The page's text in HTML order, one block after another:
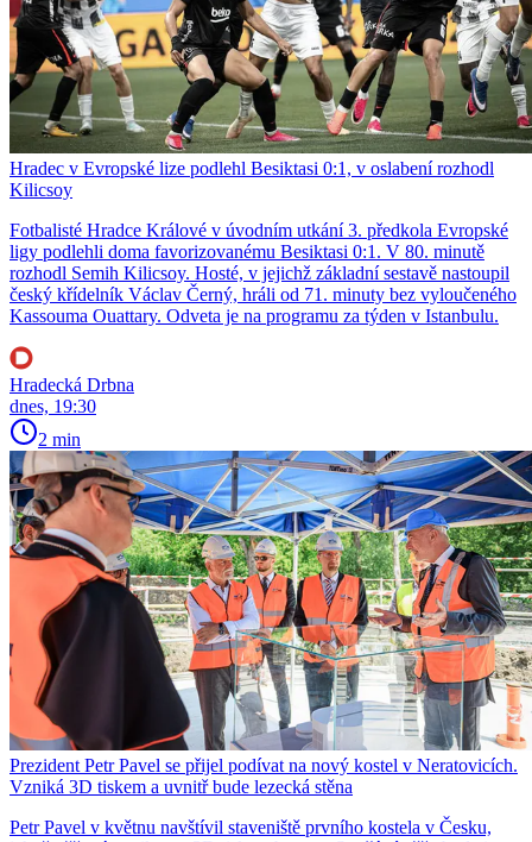
Hradec v Evropské lize podlehl Besiktasi 0:1, v oslabení rozhodl
Kilicsoy
Fotbalisté Hradce Králové v úvodním utkání 3. předkola Evropské
ligy podlehli doma favorizovanému Besiktasi 0:1. V 80. minutě
rozhodl Semih Kilicsoy. Hosté, v jejichž základní sestavě nastoupil
český křídelník Václav Černý, hráli od 71. minuty bez vyloučeného
Kassouma Ouattary. Odveta je na programu za týden v Istanbulu.
Hradecká Drbna
dnes, 19:30
2 min
Prezident Petr Pavel se přijel podívat na nový kostel v Neratovicích.
Vzniká 3D tiskem a uvnitř bude lezecká stěna
Petr Pavel v květnu navštívil staveniště prvního kostela v Česku,